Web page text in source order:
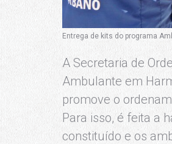
Entrega de kits do programa
A Secretaria de
Ambulante em
promove o
Para isso, é feita a
constituído e os